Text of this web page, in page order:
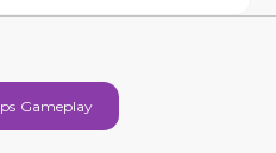
Gameplay